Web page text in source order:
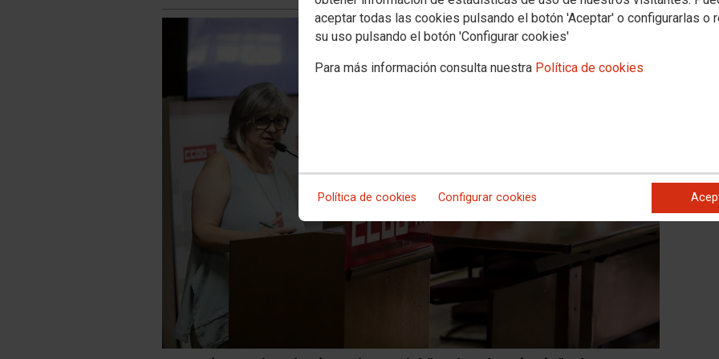
aceptar todas las cookies pulsando el botón 'Aceptar' o configurarlas o
su uso pulsando el botón 'Configurar cookies'
Para más información consulta nuestra Política de cookies
Política de cookies Configurar cookies